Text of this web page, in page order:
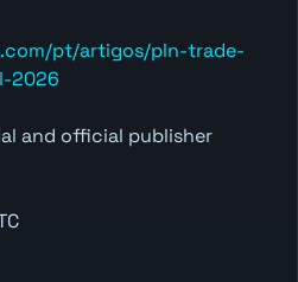
pt/artigos/pln-trade-
2026
and official publisher